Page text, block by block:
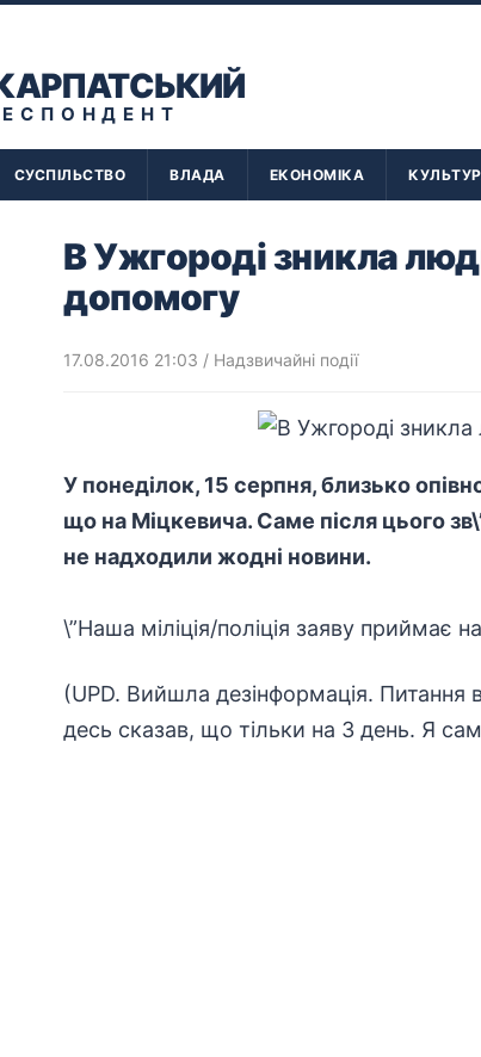
СУСПІЛЬСТВО ВЛАДА ЕКОНОМІКА
В Ужгороді зникла
допомогу
17.08.2016 21:03 / Надзвичайні події
У понеділок, 15 серпня, близько
що на Міцкевича. Саме після цього
не надходили жодні новини.
\”Наша міліція/поліція заяву приймає
(UPD. Вийшла дезінформація. Питання
десь сказав, що тільки на 3 день. Я